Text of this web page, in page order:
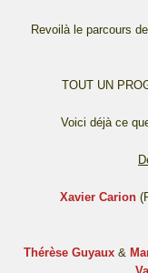
Revoilà le parcours
TOUT UN
Voici déjà ce
Xavier Carion
Thérèse Guyaux&